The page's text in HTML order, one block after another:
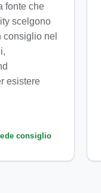
fonte che
scelgono
nel
esistere
consiglio